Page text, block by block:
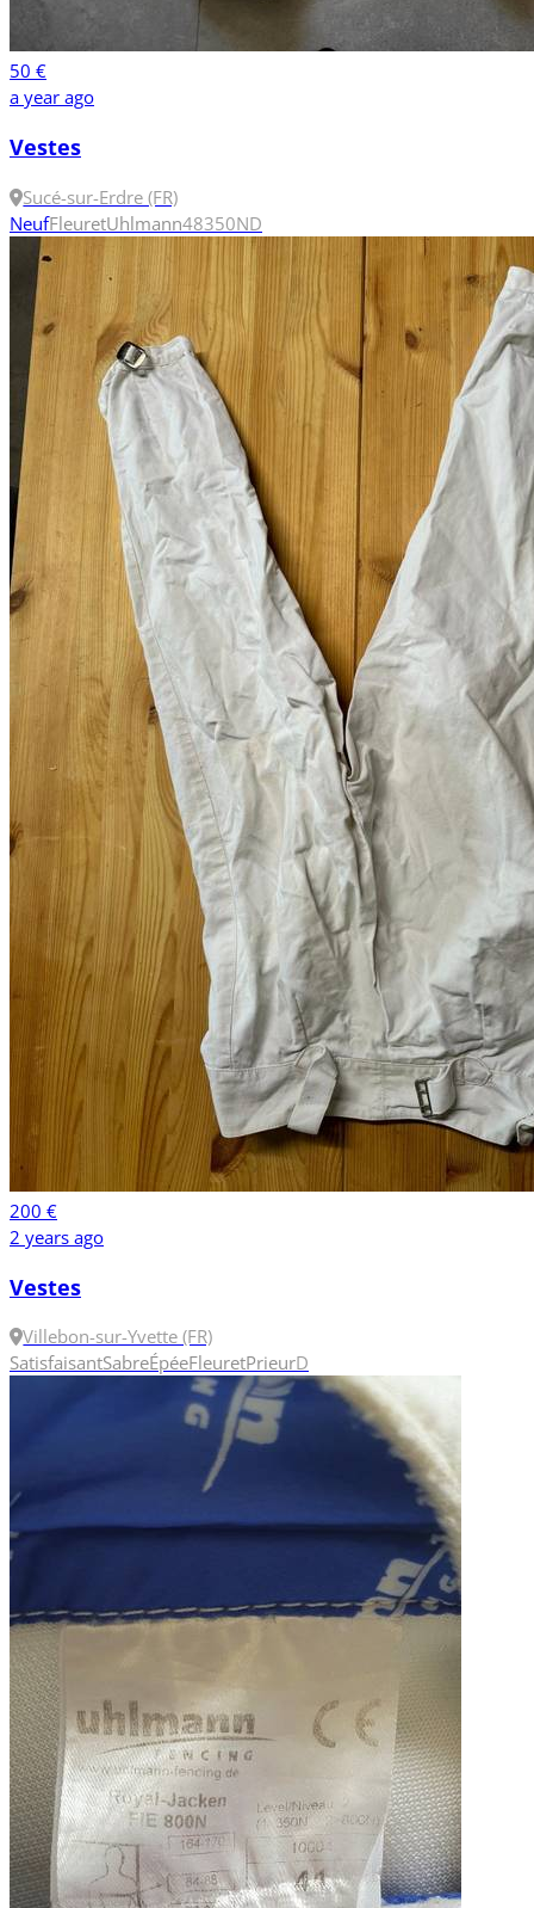
50 €
a year ago
Vestes
Sucé-sur-Erdre (FR)
NeufFleuretUhlmann48350ND
200 €
2 years ago
Vestes
Villebon-sur-Yvette (FR)
SatisfaisantSabreÉpéeFleuretPrieurD